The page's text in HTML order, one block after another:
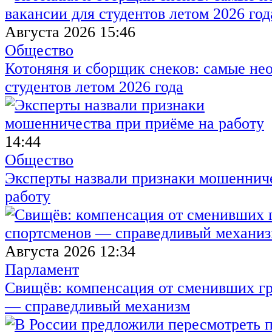
Августа 2026 15:46
Общество
Котоняня и сборщик снеков: самые
студентов летом 2026 года
14:44
Общество
Эксперты назвали признаки
работу
Августа 2026 12:34
Парламент
Свищёв: компенсация от сменивших
— справедливый механизм